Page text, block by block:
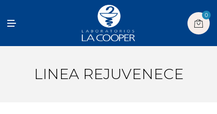
0
LINEA REJUVENECE